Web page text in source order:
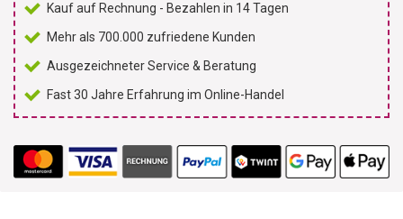
Kauf auf Rechnung - Bezahlen in 14 Tagen
Mehr als 700.000 zufriedene Kunden
Ausgezeichneter Service & Beratung
Fast 30 Jahre Erfahrung im Online-Handel